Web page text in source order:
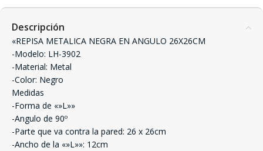
Descripción
«REPISA METALICA NEGRA EN ANGULO 26X26CM
-Modelo: LH-3902
-Material: Metal
-Color: Negro
Medidas
-Forma de «»L»»
-Angulo de 90º
-Parte que va contra la pared: 26 x 26cm
-Ancho de la «»L»»: 12cm